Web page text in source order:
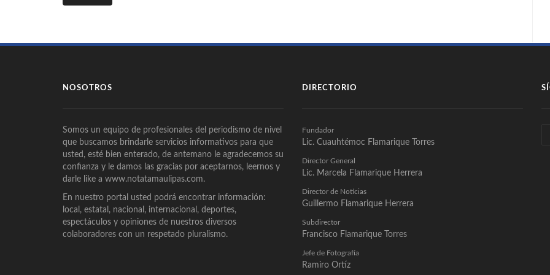
NOSOTROS
Somos un equipo de profesionales del periodismo de nivel
que buscamos brindarle servicios informativos para que
usted, esté bien enterado, de antemano le agradecemos su
confianza y le damos las gracias por aceptarnos, leernos y
darle like a www.notatamaulipas.com.
En nuestro portal usted podrá encontrar información:
local, estatal, nacional, internacional, deportes,
espectáculos y opiniones de nuestros diversos
colaboradores con un respetado pluralismo.
DIRECTORIO
Fundador
Lic. Cuauhtémoc Flamarique Torres
Director General
Lic. Marcela Flamarique Herrera
Director de Noticias
Guillermo Flamarique Herrera
Subdirector
Francisco Flamarique Torres
Jefe de Fotografía
Ramiro Ortíz